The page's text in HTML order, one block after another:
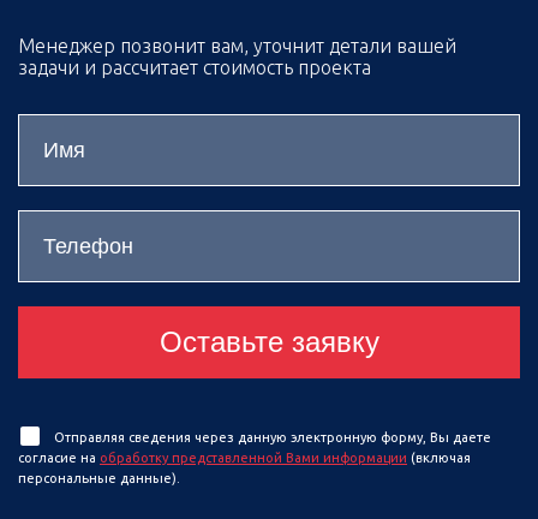
Менеджер позвонит вам, уточнит детали вашей
задачи и рассчитает стоимость проекта
Оставьте заявку
Отправляя сведения через данную электронную форму, Вы даете
согласие на обработку представленной Вами информации (включая
персональные данные).